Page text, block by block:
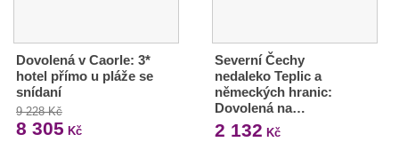
Dovolená v Caorle: 3*
hotel přímo u pláže se
snídaní
9 228 Kč
8 305 Kč
Severní Čechy
nedaleko Teplic a
německých hranic:
Dovolená na…
2 132 Kč